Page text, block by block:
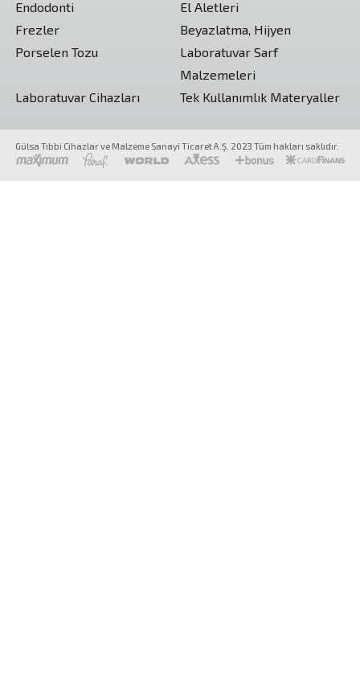
Endodonti
El Aletleri
Frezler
Beyazlatma, Hijyen
Porselen Tozu
Laboratuvar Sarf
Malzemeleri
Laboratuvar Cihazları
Tek Kullanımlık Materyaller
Gülsa Tıbbi Cihazlar ve Malzeme Sanayi Ticaret A.Ş. 2023 Tüm hakları saklıdır.